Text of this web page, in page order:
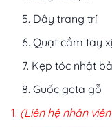
Dây trang trí
Quạt cầm tay
Kẹp tóc nhật
Guốc geta gỗ
(Liên hệ nhân